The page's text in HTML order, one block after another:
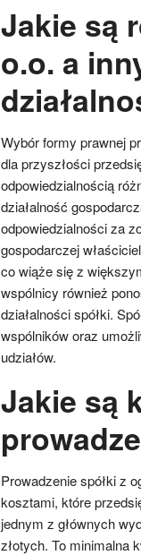
Jakie są
o.o. a
Wybór formy prawnej
dla przyszłości
odpowiedzialnością
działalność
odpowiedzialności za
gospodarczej
co wiąże się z
wspólnicy również
działalności spółki.
wspólników oraz
udziałów.
Jakie są
Prowadzenie spółki z
kosztami, które
jednym z głównych
złotych. To minimalna